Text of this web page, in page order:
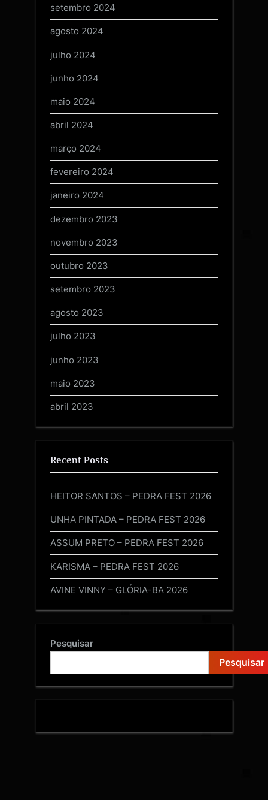
setembro 2024
agosto 2024
julho 2024
junho 2024
maio 2024
abril 2024
março 2024
fevereiro 2024
janeiro 2024
dezembro 2023
novembro 2023
outubro 2023
setembro 2023
agosto 2023
julho 2023
junho 2023
maio 2023
abril 2023
Recent Posts
HEITOR SANTOS – PEDRA FEST 2026
UNHA PINTADA – PEDRA FEST 2026
ASSUM PRETO – PEDRA FEST 2026
KARISMA – PEDRA FEST 2026
AVINE VINNY – GLÓRIA-BA 2026
Pesquisar
Pesquisar